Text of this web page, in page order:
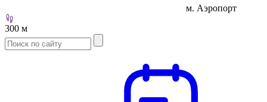
м. Аэропорт
300 м